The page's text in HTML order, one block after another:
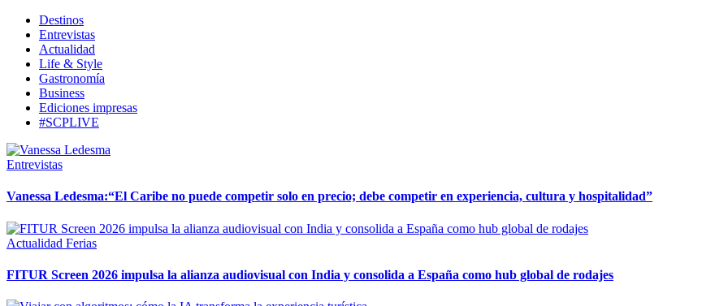
Destinos
Entrevistas
Actualidad
Life & Style
Gastronomía
Business
Ediciones impresas
#SCPLIVE
Entrevistas
Vanessa Ledesma:“El Caribe no puede competir solo en precio; debe competir en experiencia, cultura y hospitalidad”
Actualidad Ferias
FITUR Screen 2026 impulsa la alianza audiovisual con India y consolida a España como hub global de rodajes